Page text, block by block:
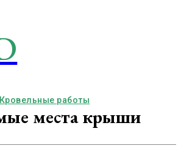
Кровельные работы
места крыши